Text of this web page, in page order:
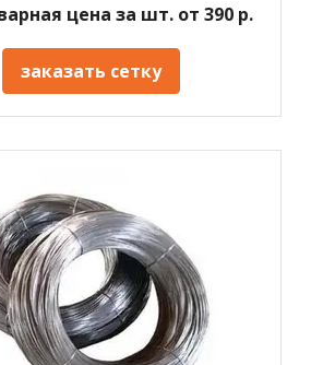
цена за шт. от 390 р.
заказать сетку